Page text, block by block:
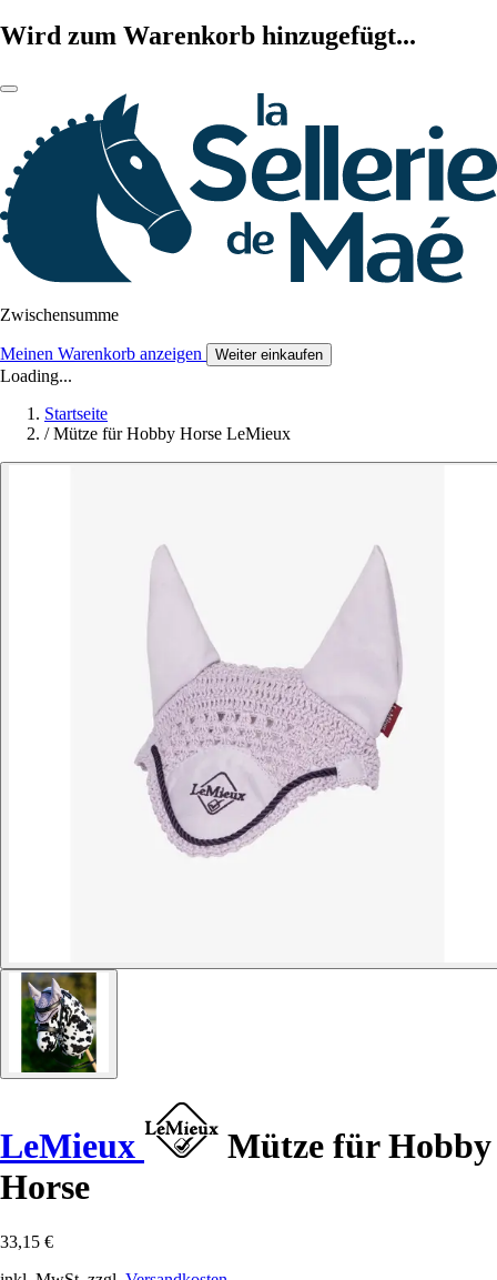
Wird zum Warenkorb hinzugefügt...
Zwischensumme
Meinen Warenkorb anzeigen Weiter einkaufen
Loading...
Startseite
/ Mütze für Hobby Horse LeMieux
LeMieux
Mütze für Hobby
Horse
33,15 €